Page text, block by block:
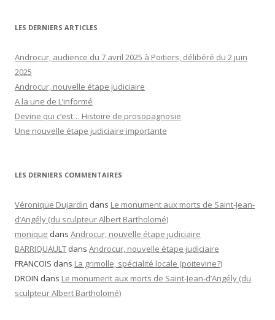
LES DERNIERS ARTICLES
Androcur, audience du 7 avril 2025 à Poitiers, délibéré du 2 juin
2025
Androcur, nouvelle étape judiciaire
A la une de L’informé
Devine qui c’est… Histoire de prosopagnosie
Une nouvelle étape judiciaire importante
LES DERNIERS COMMENTAIRES
Véronique Dujardin dans Le monument aux morts de Saint-Jean-
d’Angély (du sculpteur Albert Bartholomé)
monique dans Androcur, nouvelle étape judiciaire
BARRIQUAULT dans Androcur, nouvelle étape judiciaire
FRANCOIS dans La grimolle, spécialité locale (poitevine?)
DROIN dans Le monument aux morts de Saint-Jean-d’Angély (du
sculpteur Albert Bartholomé)